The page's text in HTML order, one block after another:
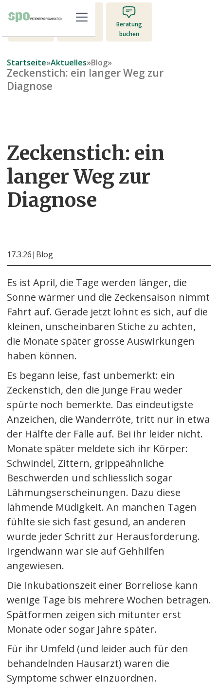
Startseite»Aktuelles»Blog»
Zeckenstich: ein langer Weg zur
Diagnose
Zeckenstich: ein
langer Weg zur
Diagnose
17.3.26| Blog
Es ist April, die Tage werden länger, die
Sonne wärmer und die Zeckensaison nimmt
Fahrt auf. Gerade jetzt lohnt es sich, auf die
kleinen, unscheinbaren Stiche zu achten,
die Monate später grosse Auswirkungen
haben können.
Es begann leise, fast unbemerkt: ein
Zeckenstich, den die junge Frau weder
spürte noch bemerkte. Das eindeutigste
Anzeichen, die Wanderröte, tritt nur in etwa
der Hälfte der Fälle auf. Bei ihr leider nicht.
Monate später meldete sich ihr Körper:
Schwindel, Zittern, grippeähnliche
Beschwerden und schliesslich sogar
Lähmungserscheinungen. Dazu diese
lähmende Müdigkeit. An manchen Tagen
fühlte sie sich fast gesund, an anderen
wurde jeder Schritt zur Herausforderung.
Irgendwann war sie auf Gehhilfen
angewiesen.
Die Inkubationszeit einer Borreliose kann
wenige Tage bis mehrere Wochen betragen.
Spätformen zeigen sich mitunter erst
Monate oder sogar Jahre später.
Für ihr Umfeld (und leider auch für den
behandelnden Hausarzt) waren die
Symptome schwer einzuordnen.
Mitglied
Beratung
buchen